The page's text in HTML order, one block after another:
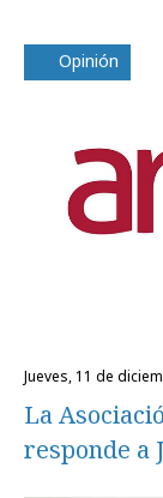
Opinión
jueves, 11 de
La
responde a